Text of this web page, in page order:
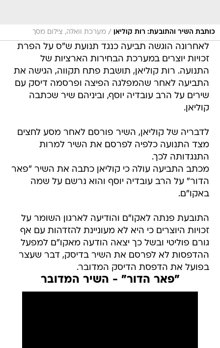
כותבת השיר והתובעת: רות קוליאן / מערכת וואלה, צילום מסך
לאחרונה הוגשה תביעה כנגד תנועת ש"ס על הפרת
זכויות יוצרים במערכת הבחירות הארציות של
התנועה. רות קוליאן, תושבת פתח תקווה, הגישה את
התביעה לאחר שהמפלגה הפיצה ופרסמה דיסק עם
שירים על הרב עובדיה יוסף, וביניהם שיר שכתבה
קוליאן.
לדבריה של קוליאן, השיר פורסם לאחר מסע לחצים
מצד התנועה כלפיה לפרסם את השיר למרות
התנגדותה לכך.
מכתב התביעה עולה כי קוליאן כתבה את השיר "פאר
הדור" על הרב עובדיה יוסף והוא נרשם על שמה
באקו"ם.
התובעת פנתה לאקו"ם והודיעה לארגון השומר על
זכויות היוצרים כי היא לא מעוניינת להזדהות עם אף
גורם פוליטי ובשל כך יצאה הודעה מאקו"ם למפעל
ההדפסות לא לפרסם את השיר בדיסק, דבר שעצר
בפועל את הדפסת הדיסק המדובר.
"פאר הדור" - השיר המדובר